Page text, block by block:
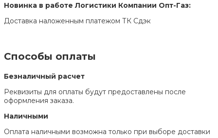
Новинка в работе Логистики Компании Опт-Газ:
Доставка наложенным платежом ТК Сдэк
Способы оплаты
Безналичный расчет
Реквизиты для оплаты будут предоставлены после
оформления заказа.
Наличными
Оплата наличными возможна только при выборе доставки